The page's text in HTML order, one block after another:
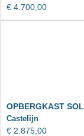
€ 4.700,00
OPBERGKAST
Castelijn
€ 2.875,00